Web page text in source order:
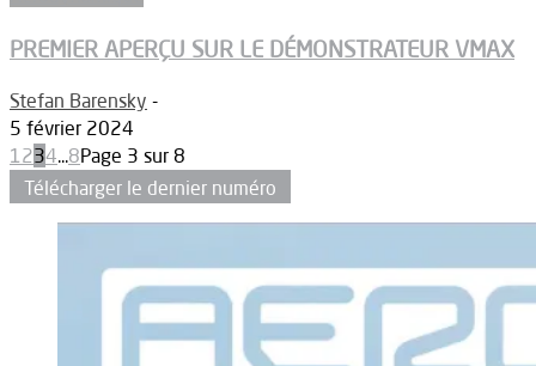
PREMIER APERÇU SUR LE DÉMONSTRATEUR VMAX
Stefan Barensky -
5 février 2024
1234...8Page 3 sur 8
Télécharger le dernier numéro